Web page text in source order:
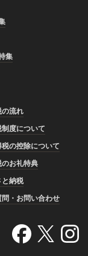
集
流れ
度について
の控除について
お礼特典
と納税
問・お問い合わせ